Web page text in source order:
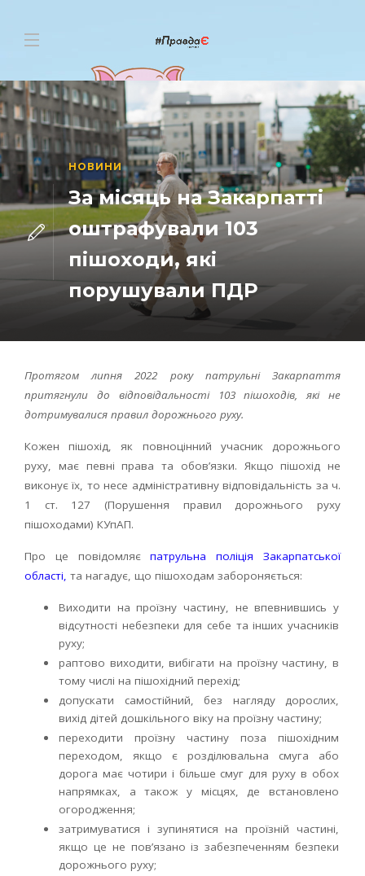
НОВИНИ
За місяць на Закарпатті
оштрафували 103
пішоходи, які
порушували ПДР
Протягом липня 2022 року патрульні Закарпаття
притягнули до відповідальності 103 пішоходів, які не
дотримувалися правил дорожнього руху.
Кожен пішохід, як повноцінний учасник дорожнього
руху, має певні права та обов’язки. Якщо пішохід не
виконує їх, то несе адміністративну відповідальність за ч.
1 ст. 127 (Порушення правил дорожнього руху
пішоходами) КУпАП.
Про це повідомляєпатрульна поліція Закарпатської
області, та нагадує, що пішоходам забороняється:
Виходити на проїзну частину, не впевнившись у
відсутності небезпеки для себе та інших учасників
руху;
раптово виходити, вибігати на проїзну частину, в
тому числі на пішохідний перехід;
допускати самостійний, без нагляду дорослих,
вихід дітей дошкільного віку на проїзну частину;
переходити проїзну частину поза пішохідним
переходом, якщо є розділювальна смуга або
дорога має чотири і більше смуг для руху в обох
напрямках, а також у місцях, де встановлено
огородження;
затримуватися і зупинятися на проїзній частині,
якщо це не пов’язано із забезпеченням безпеки
дорожнього руху;